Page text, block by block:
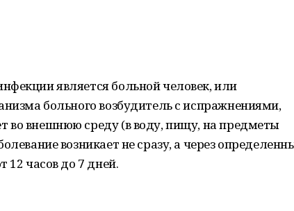
является больной человек, или
больного возбудитель с испражнениями,
во внешнюю среду (в воду, пищу, на предметы
возникает не сразу, а через
12 часов до 7 дней.